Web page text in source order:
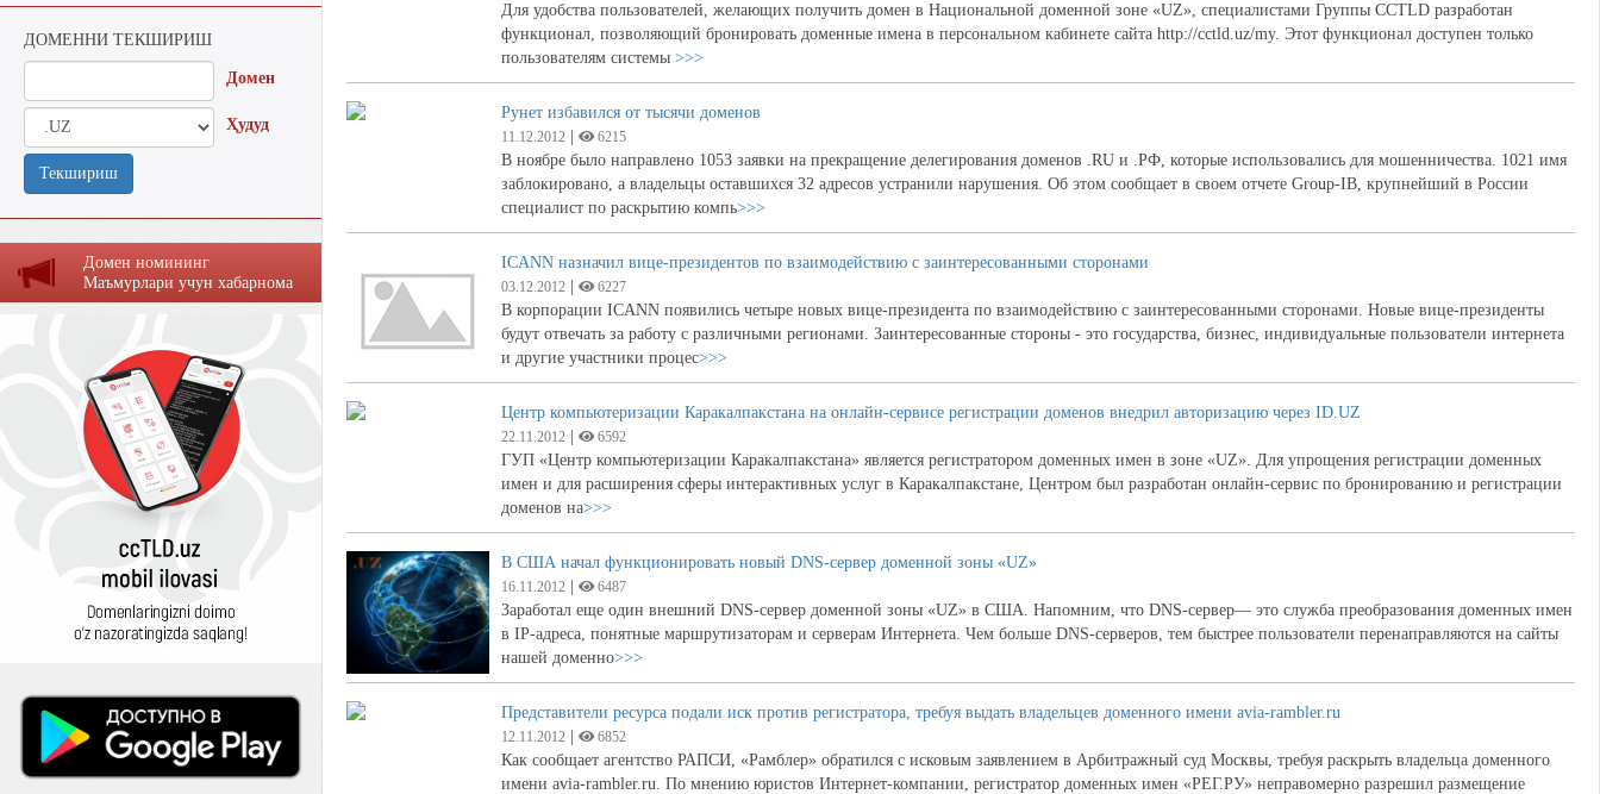
ДОМЕННИ ТЕКШИРИШ
Домен
Ҳудуд
Текшириш
Домен номининг
Маъмурлaри учун хaбaрномa
Для удобства пользователей, желающих получить домен в Национальной доменной зоне «UZ», специалистами Группы CCTLD разработан
функционал, позволяющий бронировать доменные имена в персональном кабинете сайта http://cctld.uz/my. Этот функционал доступен только
пользователям системы >>>
Рунет избавился от тысячи доменов
11.12.2012 6215
В ноябре было направлено 1053 заявки на прекращение делегирования доменов .RU и .РФ, которые использовались для мошенничества. 1021 имя
заблокировано, а владельцы оставшихся 32 адресов устранили нарушения. Об этом сообщает в своем отчете Group-IB, крупнейший в России
специалист по раскрытию компь>>>
ICANN назначил вице-президентов по взаимодействию с заинтересованными сторонами
03.12.2012 6227
В корпорации ICANN появились четыре новых вице-президента по взаимодействию с заинтересованными сторонами. Новые вице-президенты
будут отвечать за работу с различными регионами. Заинтересованные стороны - это государства, бизнес, индивидуальные пользователи интернета
и другие участники процес>>>
Центр компьютеризации Каракалпакстана на онлайн-сервисе регистрации доменов внедрил авторизацию через ID.UZ
22.11.2012 6592
ГУП «Центр компьютеризации Каракалпакстана» является регистратором доменных имен в зоне «UZ». Для упрощения регистрации доменных
имен и для расширения сферы интерактивных услуг в Каракалпакстане, Центром был разработан онлайн-сервис по бронированию и регистрации
доменов на>>>
В США начал функционировать новый DNS-сервер доменной зоны «UZ»
16.11.2012 6487
Заработал еще один внешний DNS-сервер доменной зоны «UZ» в США. Напомним, что DNS-сервер— это служба преобразования доменных имен
в IP-адреса, понятные маршрутизаторам и серверам Интернета. Чем больше DNS-серверов, тем быстрее пользователи перенаправляются на сайты
нашей доменно>>>
Представители ресурса подали иск против регистратора, требуя выдать владельцев доменного имени avia-rambler.ru
12.11.2012 6852
Как сообщает агентство РАПСИ, «Рамблер» обратился с исковым заявлением в Арбитражный суд Москвы, требуя раскрыть владельца доменного
имени avia-rambler.ru. По мнению юристов Интернет-компании, регистратор доменных имен «РЕГ.РУ» неправомерно разрешил размещение